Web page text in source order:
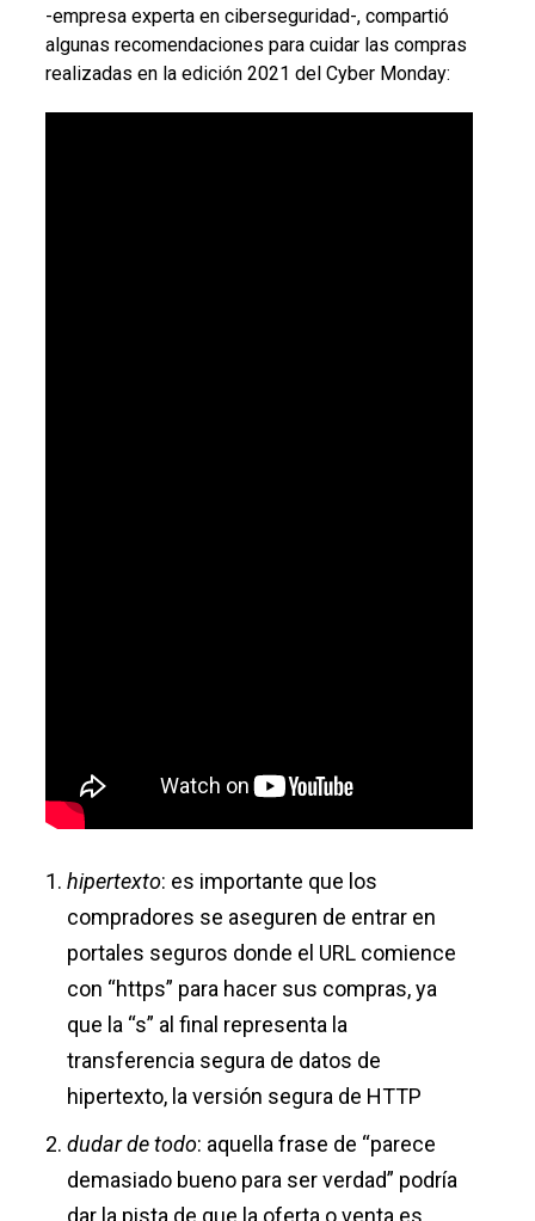
-empresa experta en ciberseguridad-, compartió
algunas recomendaciones para cuidar las compras
realizadas en la edición 2021 del Cyber Monday:
hipertexto: es importante que los
compradores se aseguren de entrar en
portales seguros donde el URL comience
con “https” para hacer sus compras, ya
que la “s” al final representa la
transferencia segura de datos de
hipertexto, la versión segura de HTTP
dudar de todo: aquella frase de “parece
demasiado bueno para ser verdad” podría
dar la pista de que la oferta o venta es